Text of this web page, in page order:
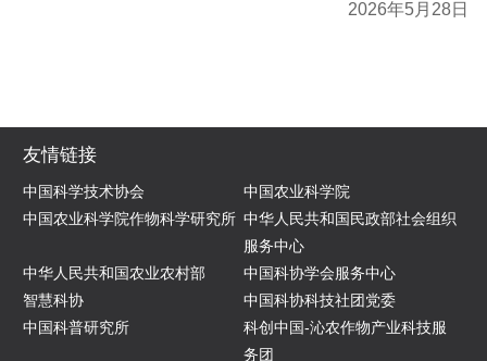
2026年5月28日
友情链接
中国科学技术协会
中国农业科学院
中国农业科学院作物科学研究所 中华人民共和国民政部社会组织
服务中心
中华人民共和国农业农村部
中国科协学会服务中心
智慧科协
中国科协科技社团党委
中国科普研究所
科创中国-沁农作物产业科技服
务团